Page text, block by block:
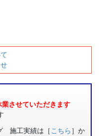
させていただきます
施工実績は［ こちら ］か